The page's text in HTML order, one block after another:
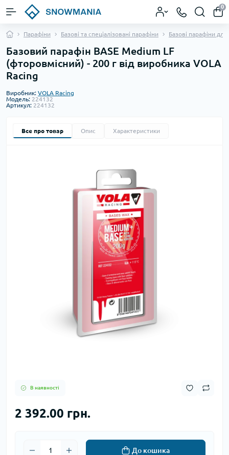
0
Парафіни Базові та спеціалізовані парафіни Базові парафіни
Базовий парафін BASE Medium LF
(фторовмісний) - 200 г від виробника VOLA
Racing
Виробник: VOLA Racing
Модель: 224132
Артикул: 224132
Все про товар Опис Характеристики
В наявності
2 392.00 грн.
До кошика